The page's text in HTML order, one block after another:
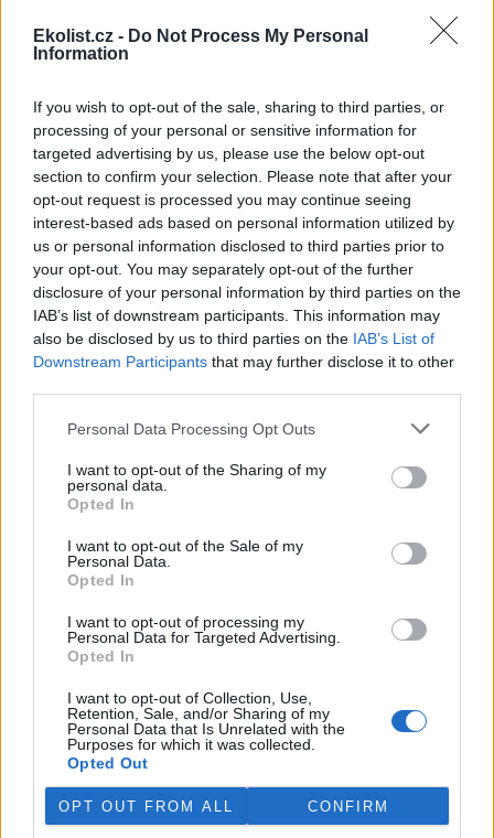
Ekolist.cz - Do Not Process My Personal
Information
If you wish to opt-out of the sale, sharing to third parties, or
processing of your personal or sensitive information for
targeted advertising by us, please use the below opt-out
section to confirm your selection. Please note that after your
opt-out request is processed you may continue seeing
interest-based ads based on personal information utilized by
us or personal information disclosed to third parties prior to
your opt-out. You may separately opt-out of the further
disclosure of your personal information by third parties on the
IAB’s list of downstream participants. This information may
also be disclosed by us to third parties on the IAB’s List of
Downstream Participants that may further disclose it to other
Personal Data Processing Opt Outs
I want to opt-out of the Sharing of my
personal data.
Opted In
I want to opt-out of the Sale of my
Personal Data.
Opted In
I want to opt-out of processing my
Personal Data for Targeted Advertising.
Opted In
I want to opt-out of Collection, Use,
Retention, Sale, and/or Sharing of my
Personal Data that Is Unrelated with the
Purposes for which it was collected.
Opted Out
OPT OUT FROM ALL CONFIRM
Watsona jsou od té doby zadržováni v Reykjavíku. Sám Watson na
palubě nebyl. Píše o tom agentura AFP s odvoláním na islandskou
Záchranná stanice v Praze přijímá kvůli vedrům více
volně žijících zvířat
5.8.2026 17:40 | PRAHA (ČTK)
Kvůli vysokým letním
teplotám pracovníci pražské
záchranné stanice pro volně
žijící živočichy přijímají více
zvířat, nejčastěji
dehydratovaná a vysílená mláďata ptáků nebo veverek. ČTK to
sdělila mluvčí stanice Petra Fišerová. Během současné vlny veder
stanice denně ošetří desítky živočichů, při první letošní vlně horka
jich za jeden týden přijali rekordních 578.
V rybnících Rybářství Třeboň vyschla třetina vody,
nejvíce v historii firmy
5.8.2026 15:42 ( ČTK)
Diskuse: 1
hektarech vodní plochy, chybí
více než třetina vody. Oproti
metrů krychlových vody méně. Každý týden se kvůli extrémně
vysokým teplotám a nedostatku srážek odpaří další 2,5 procenta.
Kvůli suchu začali rybáři s výlovy některých rybníků předčasně,
Třeboň Vladimír Kukačka.
Hladina Dunaje je na rekordním minimu; lodě uvázly,
rybáři jsou bez práce
5.8.2026 15:37 | BUKUREŠŤ (ČTK
Diskuse: 17